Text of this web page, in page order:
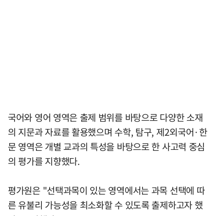
국어와 영어 영역은 출제 범위를 바탕으로 다양한 소재
의 지문과 자료를 활용했으며 수학, 탐구, 제2외국어·한
문 영역은 개별 교과의 특성을 바탕으로 한 사고력 중심
의 평가를 지향했다.
평가원은 "선택과목이 있는 영역에서는 과목 선택에 따
른 유불리 가능성을 최소화할 수 있도록 출제하고자 했